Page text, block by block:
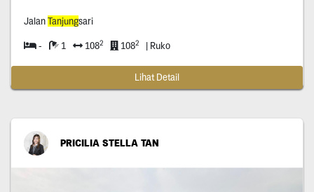
JalanTanjungsari
- 1 1082 1082 | Ruko
Lihat Detail
PRICILIA STELLA TAN